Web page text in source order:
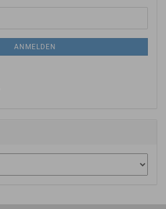
ANMELDEN